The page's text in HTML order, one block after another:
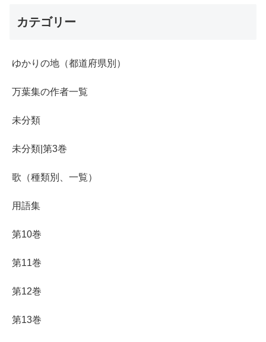
カテゴリー
ゆかりの地（都道府県別）
万葉集の作者一覧
未分類
未分類|第3巻
歌（種類別、一覧）
用語集
第10巻
第11巻
第12巻
第13巻